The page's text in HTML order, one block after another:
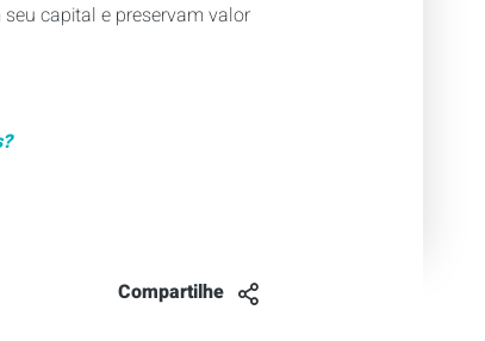
capital e preservam valor
Compartilhe